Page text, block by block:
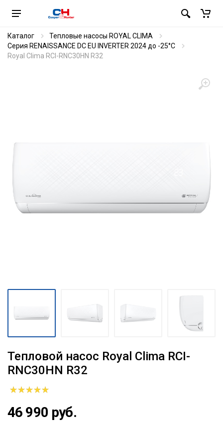
Каталог
Тепловые насосы ROYAL CLIMA
Серия RENAISSANCE DC EU INVERTER 2024 до -25°C
Royal Clima RCI-RNС30HN R32
Тепловой насос Royal Clima RCI-
RNС30HN R32
46 990 руб.